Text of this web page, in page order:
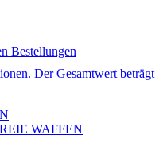
Bestellungen
Der Gesamtwert beträgt
WAFFEN